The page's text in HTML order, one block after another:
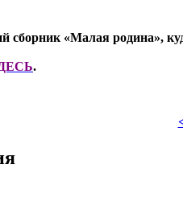
сборник «Малая родина»,
.